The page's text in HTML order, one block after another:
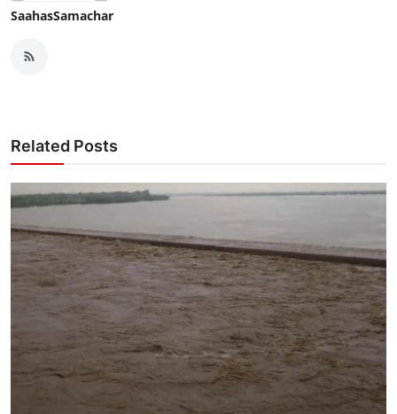
SaahasSamachar
Related Posts